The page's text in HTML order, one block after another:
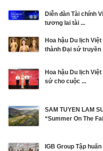
Diễn đàn Tài chính
tương lai tài ...
Hoa hậu Du lịch
thành Đại sứ truyền
Hoa hậu Du lịch
sứ cho cuộc ...
SAM TUYEN LAM
“Summer On The
IGB Group Tập